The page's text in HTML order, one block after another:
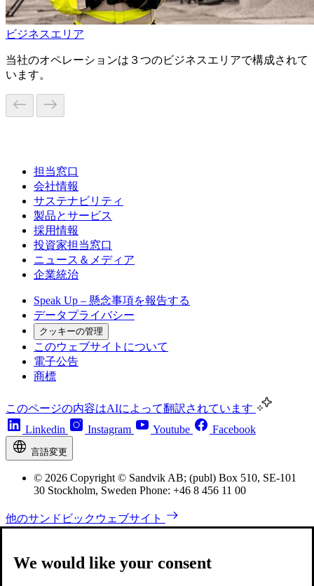
ビジネスエリア
当社のオペレーションは３つのビジネスエリアで構成されて
います。
担当窓口
会社情報
サステナビリティ
製品とサービス
採用情報
投資家担当窓口
ニュース＆メディア
企業統治
Speak Up – 懸念事項を報告する
データプライバシー
クッキーの管理
このウェブサイトについて
電子公告
商標
このページの内容はAIによって翻訳されています
Linkedin
Instagram Youtube Facebook
言語変更
© 2026 Copyright © Sandvik AB; (publ) Box 510, SE-101
30 Stockholm, Sweden Phone: +46 8 456 11 00
他のサンドビックウェブサイト
We would like your consent